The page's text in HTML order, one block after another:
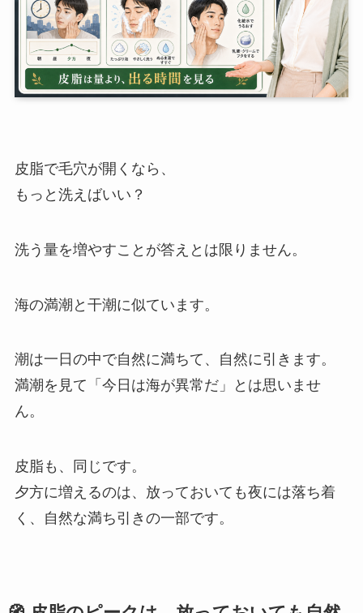
皮脂で毛穴が開くなら、
もっと洗えばいい？
洗う量を増やすことが答えとは限りません。
海の満潮と干潮に似ています。
潮は一日の中で自然に満ちて、自然に引きます。
満潮を見て「今日は海が異常だ」とは思いませ
ん。
皮脂も、同じです。
夕方に増えるのは、放っておいても夜には落ち着
く、自然な満ち引きの一部です。